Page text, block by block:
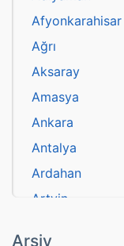
Afyonkarahisar
Ağrı
Aksaray
Amasya
Ankara
Antalya
Ardahan
Artvin
Arşiv